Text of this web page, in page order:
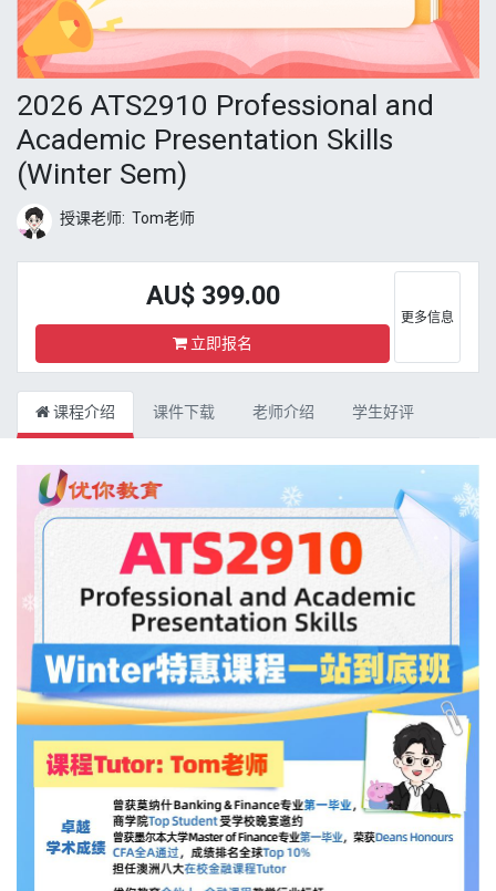
2026 ATS2910 Professional and
Academic Presentation Skills
(Winter Sem)
授课老师:Tom老师
AU$ 399.00
立即报名
更多信息
课程介绍 课件下载 老师介绍 学生好评